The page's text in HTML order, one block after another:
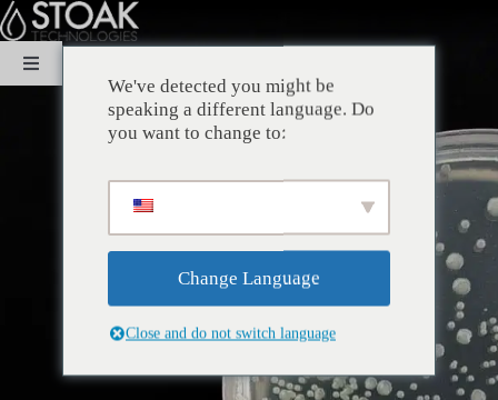
Μετάβαση
στο
περιεχόμενο
Εναλλαγή
πλοήγησης
ΣΧΕΤΙΚΑ ΜΕ
We've detected you might be
speaking a different language. Do
you want to change to:
Change Language
Close and do not switch language